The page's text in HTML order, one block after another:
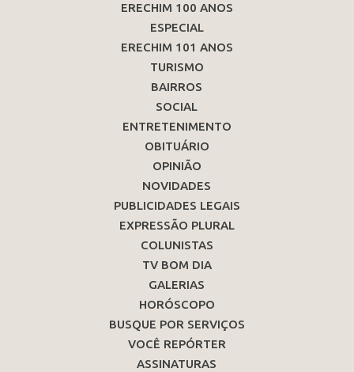
ERECHIM 100 ANOS
ESPECIAL
ERECHIM 101 ANOS
TURISMO
BAIRROS
SOCIAL
ENTRETENIMENTO
OBITUÁRIO
OPINIÃO
NOVIDADES
PUBLICIDADES LEGAIS
EXPRESSÃO PLURAL
COLUNISTAS
TV BOM DIA
GALERIAS
HORÓSCOPO
BUSQUE POR SERVIÇOS
VOCÊ REPÓRTER
ASSINATURAS